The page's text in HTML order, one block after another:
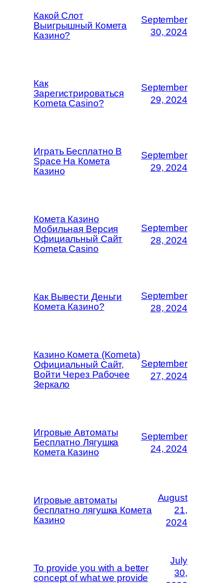
Какой Слот
Выигрышный Комета
Казино?
September
30, 2024
Как
Зарегистрироваться
Kometa Casino?
September
29, 2024
Играть Бесплатно В
Space На Комета
Казино
September
29, 2024
Комета Казино
Мобильная Версия
Официальный Сайт
Kometa Casino
September
28, 2024
Как Вывести Деньги
Комета Казино?
September
28, 2024
Казино Комета (Kometa)
Официальный Сайт,
Войти Через Рабочее
Зеркало
September
27, 2024
Игровые Автоматы
Бесплатно Лягушка
Комета Казино
September
24, 2024
Игровые автоматы
бесплатно лягушка Комета
Казино
August
21,
2024
To provide you with a better
concept of what we provide
July
30,